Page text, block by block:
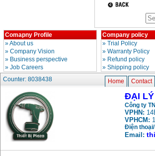
ky MB1/2HP (0.5HP)
Price:2250000VND
Comapny Profile
»About us
» Company Vision
» Business perspective
» Job Careers
Company policy
» Trial Policy
» Warranty Policy
» Refund policy
» Shipping policy
Counter: 8038438
Home Contact
ĐẠI LÝ
Công ty
VPHN:
VPHCM:
Điện thoại/
Email: